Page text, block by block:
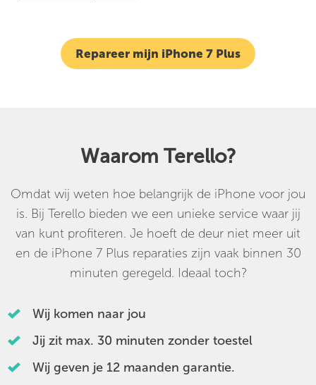
Repareer mijn iPhone 7 Plus
Waarom Terello?
Omdat wij weten hoe belangrijk de iPhone voor jou
is. Bij Terello bieden we een unieke service waar jij
van kunt profiteren. Je hoeft de deur niet meer uit
en de iPhone 7 Plus reparaties zijn vaak binnen 30
minuten geregeld. Ideaal toch?
Wij komen naar jou
Jij zit max. 30 minuten zonder toestel
Wij geven je 12 maanden garantie.